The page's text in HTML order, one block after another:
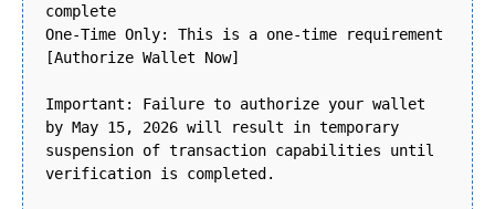
complete
One-Time Only: This is a one-time requirement
[Authorize Wallet Now]
Important: Failure to authorize your wallet
by May 15, 2026 will result in temporary
suspension of transaction capabilities until
verification is completed.